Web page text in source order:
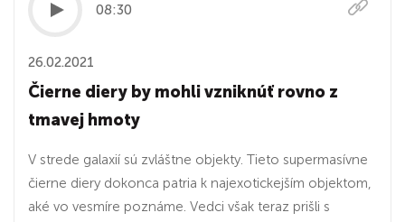
08:30
26.02.2021
Čierne diery by mohli vzniknúť rovno z
tmavej hmoty
V strede galaxií sú zvláštne objekty. Tieto supermasívne
čierne diery dokonca patria k najexotickejším objektom,
aké vo vesmíre poznáme. Vedci však teraz prišli s